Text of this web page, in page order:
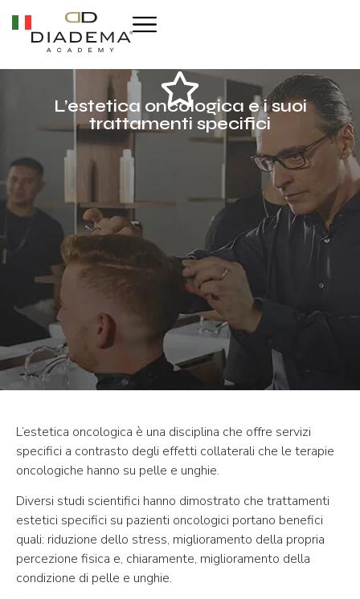
L’estetica oncologica e i suoi
trattamenti specifici
L’estetica oncologica è una disciplina che offre servizi
specifici a contrasto degli effetti collaterali che le terapie
oncologiche hanno su pelle e unghie.
Diversi studi scientifici hanno dimostrato che trattamenti
estetici specifici su pazienti oncologici portano benefici
quali: riduzione dello stress, miglioramento della propria
percezione fisica e, chiaramente, miglioramento della
condizione di pelle e unghie.